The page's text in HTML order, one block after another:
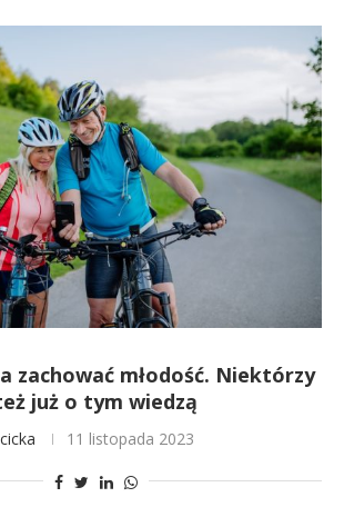
zachować młodość. Niektórzy
już o tym wiedzą
11 listopada 2023